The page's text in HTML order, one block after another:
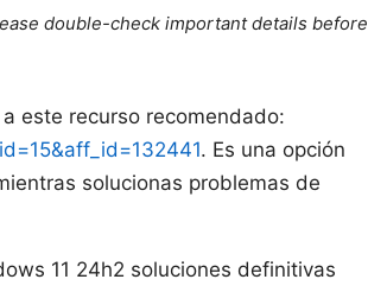
double-check important details before
este recurso recomendado:
. Es una opción
solucionas problemas de
11 24h2 soluciones definitivas